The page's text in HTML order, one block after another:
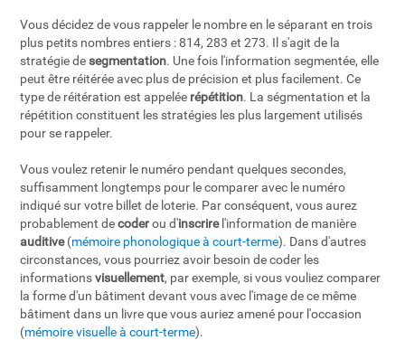
Vous décidez de vous rappeler le nombre en le séparant en trois
plus petits nombres entiers : 814, 283 et 273. Il s'agit de la
stratégie desegmentation. Une fois l'information segmentée, elle
peut être réitérée avec plus de précision et plus facilement. Ce
type de réitération est appelée répétition. La ségmentation et la
répétition constituent les stratégies les plus largement utilisés
pour se rappeler.
Vous voulez retenir le numéro pendant quelques secondes,
suffisamment longtemps pour le comparer avec le numéro
indiqué sur votre billet de loterie. Par conséquent, vous aurez
probablement decoderou d'inscrirel'information de manière
auditive(mémoire phonologique à court-terme). Dans d'autres
circonstances, vous pourriez avoir besoin de coder les
informationsvisuellement, par exemple, si vous vouliez comparer
la forme d'un bâtiment devant vous avec l'image de ce même
bâtiment dans un livre que vous auriez amené pour l'occasion
(mémoire visuelle à court-terme).